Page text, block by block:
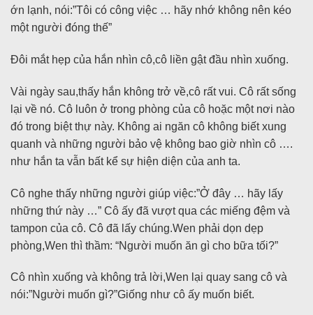
ớn lạnh, nói:”Tôi có công việc … hãy nhớ không nên kéo
một người đóng thế”
Đôi mắt hẹp của hắn nhìn cô,cô liền gật đầu nhìn xuống.
Vài ngày sau,thấy hắn không trở về,cô rất vui. Cô rất sống
lại về nó. Cô luôn ở trong phòng của cô hoặc một nơi nào
đó trong biệt thự này. Không ai ngăn cô không biết xung
quanh và những người bảo vệ không bao giờ nhìn cô ….
như hắn ta vẫn bất kể sự hiện diện của anh ta.
Cô nghe thấy những người giúp việc:”Ở đây … hãy lấy
những thứ này …” Cô ấy đã vượt qua các miếng đệm và
tampon của cô. Cô đã lấy chúng.Wen phải dọn dẹp
phòng,Wen thì thầm: “Người muốn ăn gì cho bữa tối?”
Cô nhìn xuống và không trả lời,Wen lại quay sang cô và
nói:”Người muốn gì?”Giống như cô ấy muốn biết.